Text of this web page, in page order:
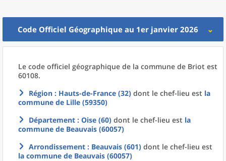
Code Officiel Géographique au 1er janvier 2026
Le code officiel géographique de la commune de Briot est
60108.
Région : Hauts-de-France (32) dont le chef-lieu est la
commune de Lille (59350)
Département : Oise (60) dont le chef-lieu est la
commune de Beauvais (60057)
Arrondissement : Beauvais (601) dont le chef-lieu est
la commune de Beauvais (60057)